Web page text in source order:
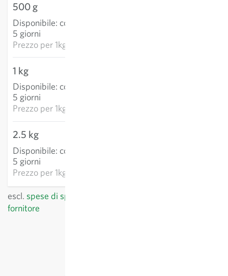
500 g
Disponibile: consegna 3-
5 giorni
Prezzo per1kg: 50,93 €
1 kg
Disponibile: consegna 3-
5 giorni
Prezzo per1kg: 43,87 €
2.5 kg
Disponibile: consegna 3-
5 giorni
Prezzo per1kg: 40,81 €
escl. spese di spedizione
fornitore